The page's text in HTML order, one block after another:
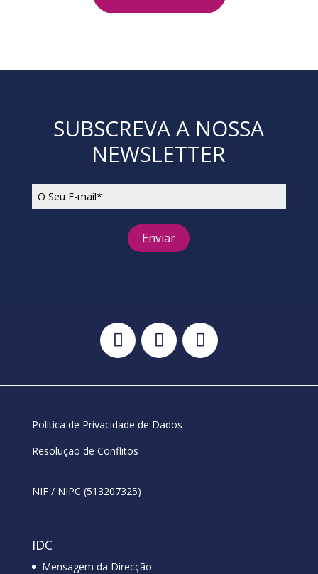
SUBSCREVA A NOSSA
NEWSLETTER
Política de Privacidade de Dados
Resolução de Conflitos
NIF / NIPC (513207325)
IDC
Mensagem da Direcção